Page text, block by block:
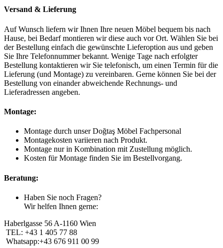
Versand & Lieferung
Auf Wunsch liefern wir Ihnen Ihre neuen Möbel bequem bis nach
Hause, bei Bedarf montieren wir diese auch vor Ort. Wählen Sie bei
der Bestellung einfach die gewünschte Lieferoption aus und geben
Sie Ihre Telefonnummer bekannt. Wenige Tage nach erfolgter
Bestellung kontaktieren wir Sie telefonisch, um einen Termin für die
Lieferung (und Montage) zu vereinbaren. Gerne können Sie bei der
Bestellung von einander abweichende Rechnungs- und
Lieferadressen angeben.
Montage:
Montage durch unser Doğtaş Möbel Fachpersonal
Montagekosten variieren nach Produkt.
Montage nur in Kombination mit Zustellung möglich.
Kosten für Montage finden Sie im Bestellvorgang.
Beratung:
Haben Sie noch Fragen?
Wir helfen Ihnen gerne:
Haberlgasse 56 A-1160 Wien
TEL: +43 1 405 77 88
Whatsapp:+43 676 911 00 99